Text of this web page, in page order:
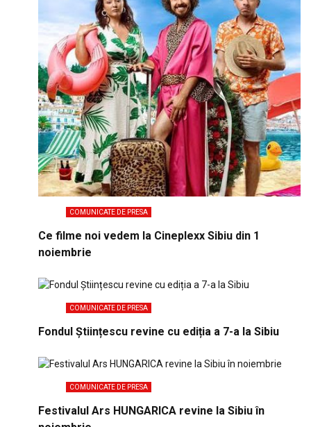
COMUNICATE DE PRESA
Ce filme noi vedem la Cineplexx Sibiu din 1
noiembrie
COMUNICATE DE PRESA
Fondul Științescu revine cu ediția a 7-a la Sibiu
COMUNICATE DE PRESA
Festivalul Ars HUNGARICA revine la Sibiu în